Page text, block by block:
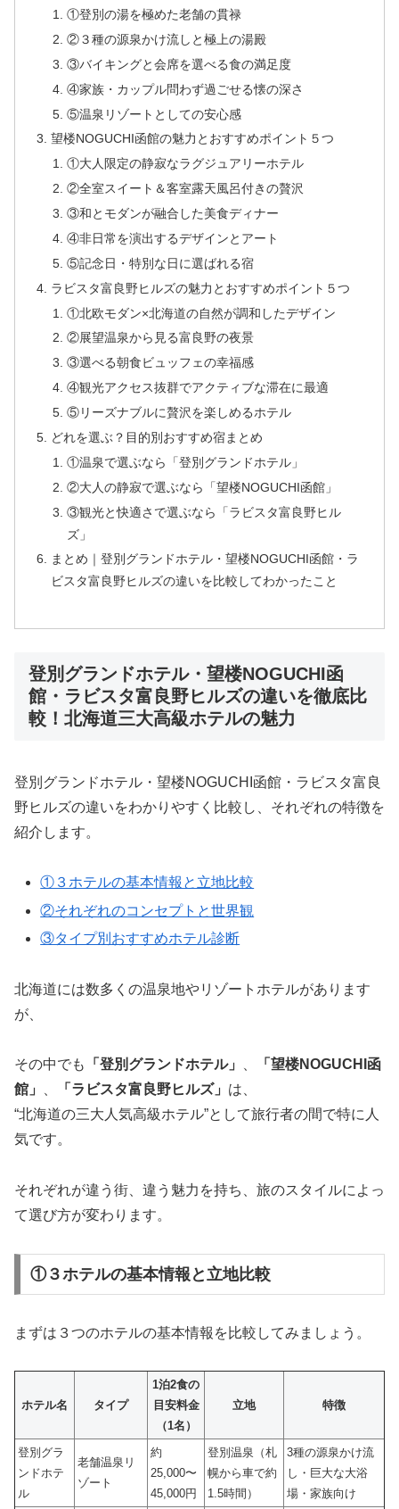
①登別の湯を極めた老舗の貫禄
②３種の源泉かけ流しと極上の湯殿
③バイキングと会席を選べる食の満足度
④家族・カップル問わず過ごせる懐の深さ
⑤温泉リゾートとしての安心感
望楼NOGUCHI函館の魅力とおすすめポイント５つ
①大人限定の静寂なラグジュアリーホテル
②全室スイート＆客室露天風呂付きの贅沢
③和とモダンが融合した美食ディナー
④非日常を演出するデザインとアート
⑤記念日・特別な日に選ばれる宿
ラビスタ富良野ヒルズの魅力とおすすめポイント５つ
①北欧モダン×北海道の自然が調和したデザイン
②展望温泉から見る富良野の夜景
③選べる朝食ビュッフェの幸福感
④観光アクセス抜群でアクティブな滞在に最適
⑤リーズナブルに贅沢を楽しめるホテル
どれを選ぶ？目的別おすすめ宿まとめ
①温泉で選ぶなら「登別グランドホテル」
②大人の静寂で選ぶなら「望楼NOGUCHI函館」
③観光と快適さで選ぶなら「ラビスタ富良野ヒル
ズ」
まとめ｜登別グランドホテル・望楼NOGUCHI函館・ラ
ビスタ富良野ヒルズの違いを比較してわかったこと
登別グランドホテル・望楼NOGUCHI函
館・ラビスタ富良野ヒルズの違いを徹底比
較！北海道三大高級ホテルの魅力
登別グランドホテル・望楼NOGUCHI函館・ラビスタ富良
野ヒルズの違いをわかりやすく比較し、それぞれの特徴を
紹介します。
①３ホテルの基本情報と立地比較
②それぞれのコンセプトと世界観
③タイプ別おすすめホテル診断
北海道には数多くの温泉地やリゾートホテルがあります
が、
その中でも 「登別グランドホテル」
「望楼NOGUCHI函
館」
「ラビスタ富良野ヒルズ」 は、
“北海道の三大人気高級ホテル”として旅行者の間で特に人
気です。
それぞれが違う街、違う魅力を持ち、旅のスタイルによっ
て選び方が変わります。
①３ホテルの基本情報と立地比較
まずは３つのホテルの基本情報を比較してみましょう。
ホテル名 タイプ
1泊2食の
目安料金
（1名）
立地 特徴
登別グラ
ンドホテ
ル
老舗温泉リ
ゾート
約
25,000〜
45,000円
登別温泉（札
幌から車で約
1.5時間）
3種の源泉かけ流
し・巨大な大浴
場・家族向け